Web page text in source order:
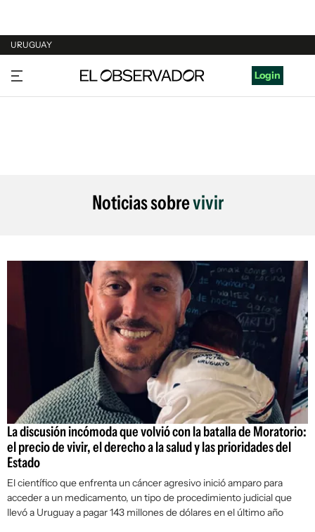
URUGUAY
URUGUAY
ARGENTINA
Login
Noticias sobrevivir
La discusión incómoda que volvió con la batalla de Moratorio:
el precio de vivir, el derecho a la salud y las prioridades del
Estado
El científico que enfrenta un cáncer agresivo inició amparo para
acceder a un medicamento, un tipo de procedimiento judicial que
llevó a Uruguay a pagar 143 millones de dólares en el último año